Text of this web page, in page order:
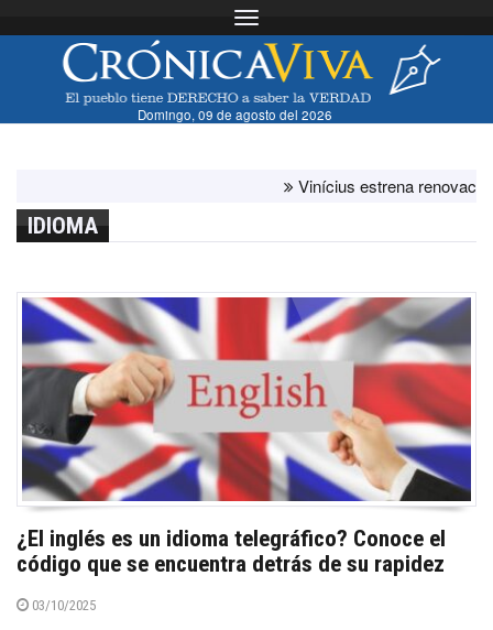
Toggle navigation
Domingo, 09 de agosto del 2026
Vinícius estrena renovación
IDIOMA
¿El inglés es un idioma telegráfico? Conoce el
código que se encuentra detrás de su rapidez
03/10/2025